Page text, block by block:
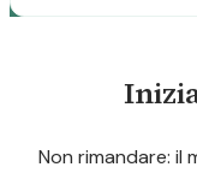
Non rimandare: